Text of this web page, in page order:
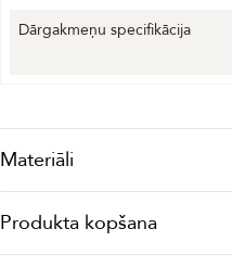
Dārgakmeņu specifikācija
Materiāli
Produkta kopšana